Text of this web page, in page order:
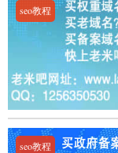
seo教程
seo教程